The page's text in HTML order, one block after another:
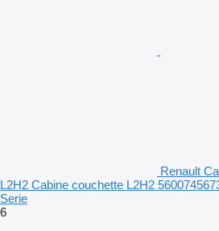
Renault
L2H2 Cabine couchette L2H2
Serie
6